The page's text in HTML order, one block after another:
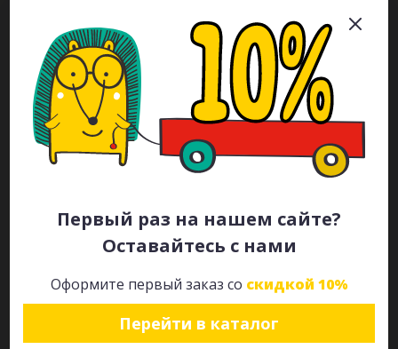
Первый раз на нашем сайте?
Оставайтесь с нами
Оформите первый заказ со скидкой 10%
Перейти в каталог
Гарантия на товар
Раскраски
Рекламодателям
Каталог
Будьте всегда в курсе!